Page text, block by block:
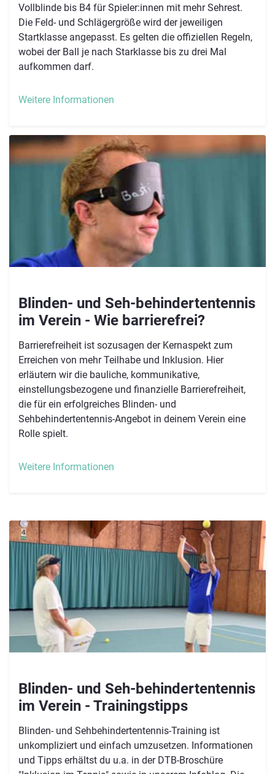
Vollblinde bis B4 für Spieler:innen mit mehr Sehrest.
Die Feld- und Schlägergröße wird der jeweiligen
Startklasse angepasst. Es gelten die offiziellen Regeln,
wobei der Ball je nach Starklasse bis zu drei Mal
aufkommen darf.
Weitere Informationen
Blinden- und Seh-behindertentennis
im Verein - Wie barrierefrei?
Barrierefreiheit ist sozusagen der Kernaspekt zum
Erreichen von mehr Teilhabe und Inklusion. Hier
erläutern wir die bauliche, kommunikative,
einstellungsbezogene und finanzielle Barrierefreiheit,
die für ein erfolgreiches Blinden- und
Sehbehindertentennis-Angebot in deinem Verein eine
Rolle spielt.
Weitere Informationen
Blinden- und Seh-behindertentennis
im Verein - Trainingstipps
Blinden- und Sehbehindertentennis-Training ist
unkompliziert und einfach umzusetzen. Informationen
und Tipps erhältst du u.a. in der DTB-Broschüre